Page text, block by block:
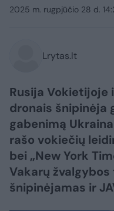
2025 m. rugpjūčio 28 d.
Lrytas.lt
Rusija Vokietijoje
dronais šnipinėja
gabenimą
rašo vokiečių
bei „New York
Vakarų
šnipinėjamas ir